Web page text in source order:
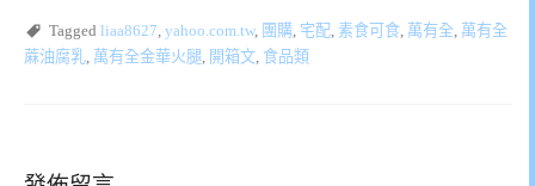
Tagged liaa8627 yahoo.com.tw, 團購 宅配 素食可食 萬有全 萬有全
蔴油腐乳 萬有全金華火腿 開箱文 食品類